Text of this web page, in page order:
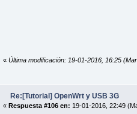
« Última modificación: 19-01-2016, 16:25
Re:[Tutorial] OpenWrt y USB 3G
« Respuesta #106 en: 19-01-2016, 22:49